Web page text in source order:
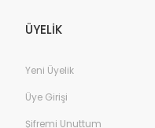
ÜYELİK
Yeni Üyelik
Üye Girişi
Şifremi Unuttum